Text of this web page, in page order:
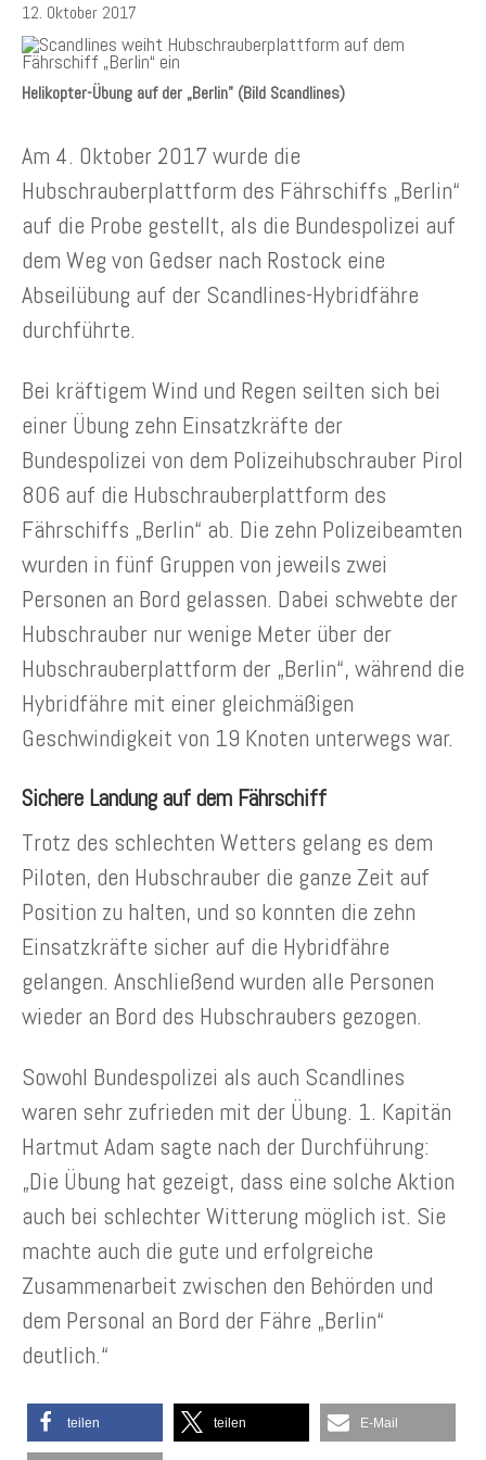
12. Oktober 2017
Helikopter-Übung auf der „Berlin" (Bild Scandlines)
Am 4. Oktober 2017 wurde die
Hubschrauberplattform des Fährschiffs „Berlin“
auf die Probe gestellt, als die Bundespolizei auf
dem Weg von Gedser nach Rostock eine
Abseilübung auf der Scandlines-Hybridfähre
durchführte.
Bei kräftigem Wind und Regen seilten sich bei
einer Übung zehn Einsatzkräfte der
Bundespolizei von dem Polizeihubschrauber Pirol
806 auf die Hubschrauberplattform des
Fährschiffs „Berlin“ ab. Die zehn Polizeibeamten
wurden in fünf Gruppen von jeweils zwei
Personen an Bord gelassen. Dabei schwebte der
Hubschrauber nur wenige Meter über der
Hubschrauberplattform der „Berlin“, während die
Hybridfähre mit einer gleichmäßigen
Geschwindigkeit von 19 Knoten unterwegs war.
Sichere Landung auf dem Fährschiff
Trotz des schlechten Wetters gelang es dem
Piloten, den Hubschrauber die ganze Zeit auf
Position zu halten, und so konnten die zehn
Einsatzkräfte sicher auf die Hybridfähre
gelangen. Anschließend wurden alle Personen
wieder an Bord des Hubschraubers gezogen.
Sowohl Bundespolizei als auch Scandlines
waren sehr zufrieden mit der Übung. 1. Kapitän
Hartmut Adam sagte nach der Durchführung:
„Die Übung hat gezeigt, dass eine solche Aktion
auch bei schlechter Witterung möglich ist. Sie
machte auch die gute und erfolgreiche
Zusammenarbeit zwischen den Behörden und
dem Personal an Bord der Fähre „Berlin“
deutlich.“
teilen teilen E-Mail